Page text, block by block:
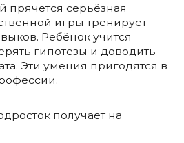
прячется серьёзная
игры тренирует
Ребёнок учится
гипотезы и доводить
Эти умения пригодятся в
получает на